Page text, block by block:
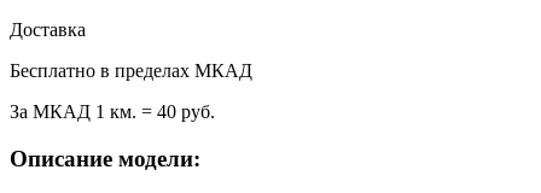
Доставка
Бесплатно в пределах МКАД
За МКАД 1 км. = 40 руб.
Описание модели: